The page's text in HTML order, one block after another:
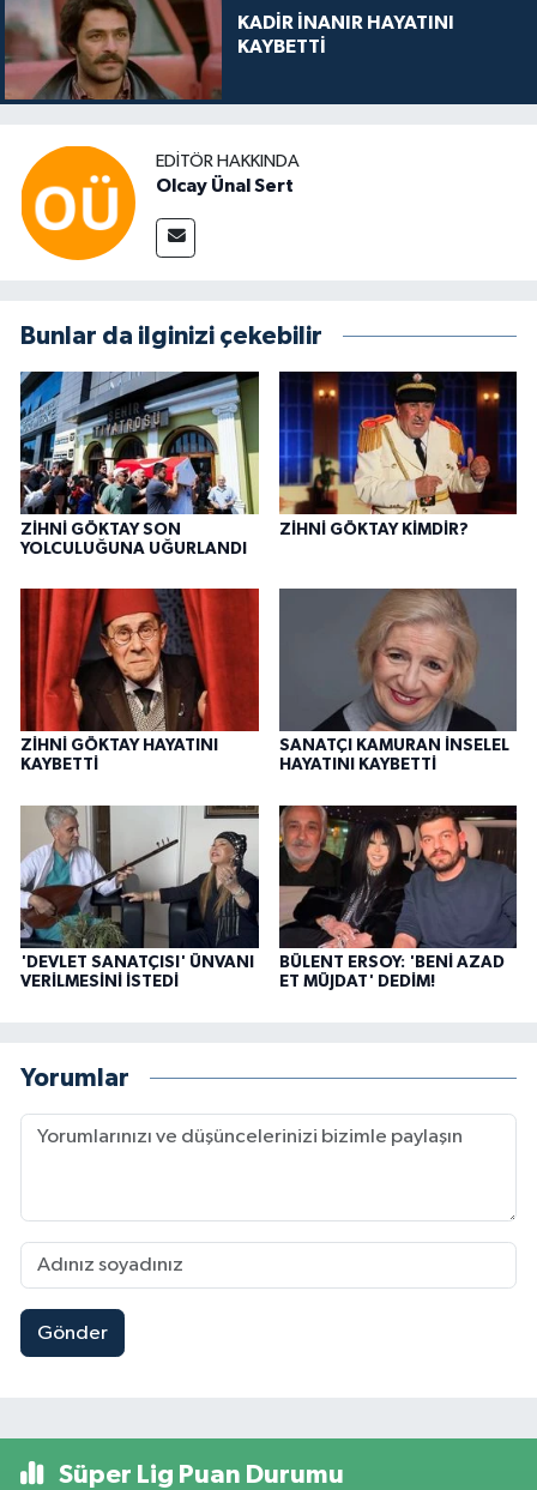
KADİR İNANIR HAYATINI
KAYBETTİ
EDITÖR HAKKINDA
Olcay Ünal Sert
Bunlar da ilginizi çekebilir
ZİHNİ GÖKTAY SON
YOLCULUĞUNA UĞURLANDI
ZİHNİ GÖKTAY KİMDİR?
ZİHNİ GÖKTAY HAYATINI
KAYBETTİ
SANATÇI KAMURAN İNSELEL
HAYATINI KAYBETTİ
'DEVLET SANATÇISI' ÜNVANI
VERİLMESİNİ İSTEDİ
BÜLENT ERSOY: 'BENİ AZAD
ET MÜJDAT' DEDİM!
Yorumlar
Gönder
Süper Lig Puan Durumu